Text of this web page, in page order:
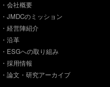
・会社概要
・JMDCのミッション
・経営陣紹介
・沿革
・ESGへの取り組み
・採用情報
・論文・研究アーカイブ